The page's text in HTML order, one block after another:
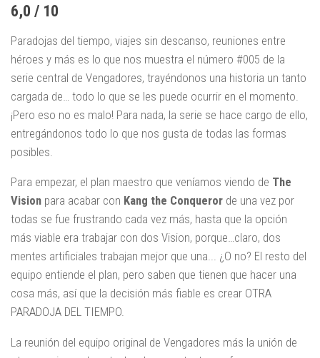
6,0 / 10
Paradojas del tiempo, viajes sin descanso, reuniones entre
héroes y más es lo que nos muestra el número #005 de la
serie central de Vengadores, trayéndonos una historia un tanto
cargada de… todo lo que se les puede ocurrir en el momento.
¡Pero eso no es malo! Para nada, la serie se hace cargo de ello,
entregándonos todo lo que nos gusta de todas las formas
posibles.
Para empezar, el plan maestro que veníamos viendo de The
Vision para acabar con Kang the Conqueror de una vez por
todas se fue frustrando cada vez más, hasta que la opción
más viable era trabajar con dos Vision, porque…claro, dos
mentes artificiales trabajan mejor que una... ¿O no? El resto del
equipo entiende el plan, pero saben que tienen que hacer una
cosa más, así que la decisión más fiable es crear OTRA
PARADOJA DEL TIEMPO.
La reunión del equipo original de Vengadores más la unión de